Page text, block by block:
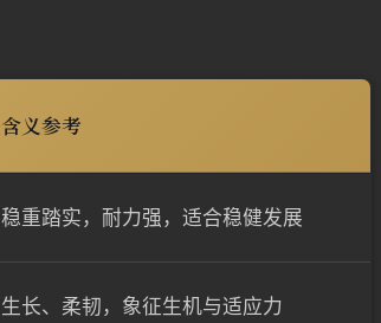
含义参考
稳重踏实，耐力强，适合稳健发展
生长、柔韧，象征生机与适应力